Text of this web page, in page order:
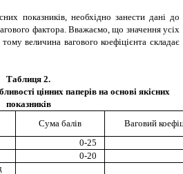
показників, необхідно занести дані до
фактора. Вважаємо, що значення усіх
величина вагового коефіцієнта складає
Таблиця 2.
цінних паперів на основі якісних
показників
Сума балів
Ваговий
0-25
0-20